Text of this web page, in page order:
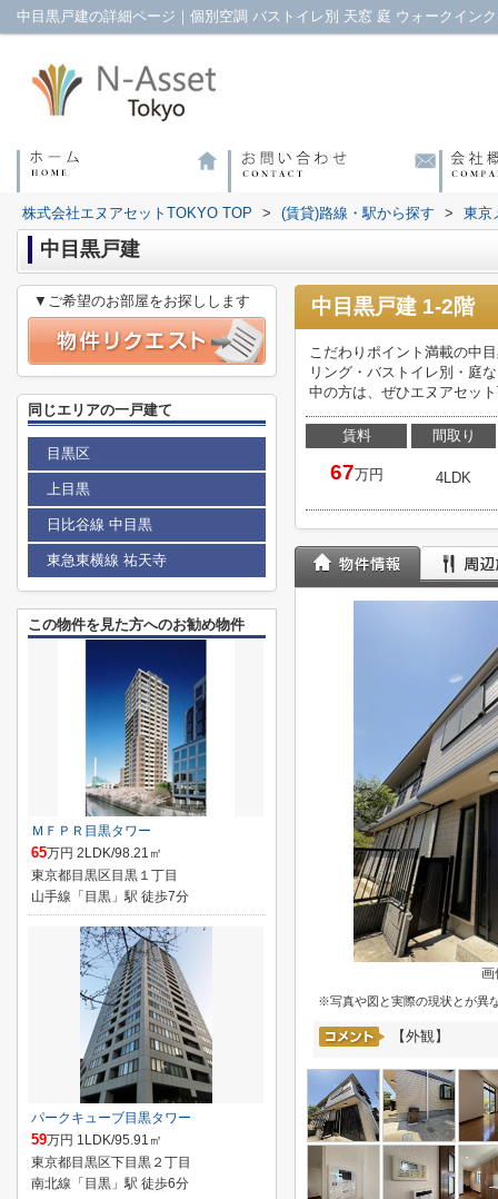
株式会社エヌアセットTOKYO TOP > (賃貸)路線・駅から探す > 東京
中目黒戸建
中目黒戸建 1-2階
こだわりポイント満載の中
リング・バストイレ別・庭
中の方は、ぜひエヌアセッ
賃料
67万円
間取り
4LDK
画
※写真や図と実際の現状とが異
【外観】
▼ご希望のお部屋をお探しします
同じエリアの一戸建て
目黒区
上目黒
日比谷線 中目黒
東急東横線 祐天寺
この物件を見た方へのお勧め物件
ＭＦＰＲ目黒タワー
65万円 2LDK/98.21㎡
東京都目黒区目黒１丁目
山手線「目黒」駅 徒歩7分
パークキューブ目黒タワー
59万円 1LDK/95.91㎡
東京都目黒区下目黒２丁目
南北線「目黒」駅 徒歩6分